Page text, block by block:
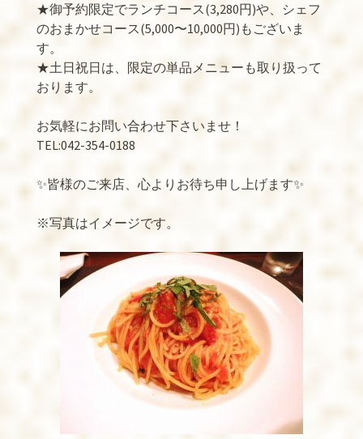
★御予約限定でランチコース(3,280円)や、シェフ
のおまかせコース(5,000〜10,000円)もございま
す。
★土日祝日は、限定の単品メニューも取り扱って
おります。
お気軽にお問い合わせ下さいませ！
TEL:042-354-0188
✨皆様のご来店、心よりお待ち申し上げます✨
※写真はイメージです。